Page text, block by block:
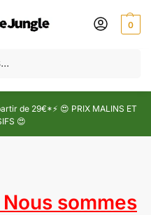
0
de 29€*⚡ 😍 PRIX MALINS ET
😍
sommes